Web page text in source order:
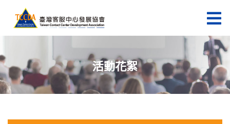
活動花絮